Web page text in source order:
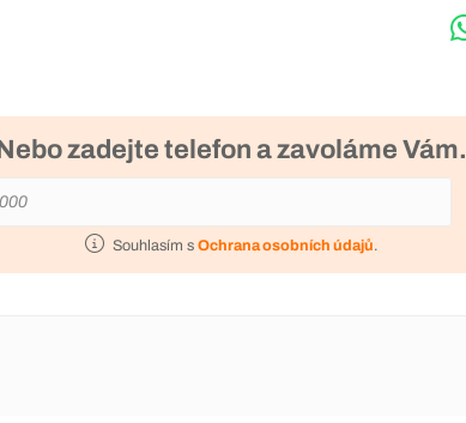
zadejte telefon a zavoláme Vám.
Souhlasím s Ochrana osobních údajů.